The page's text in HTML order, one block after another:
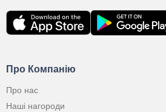
Про Компанію
Про нас
Наші нагороди